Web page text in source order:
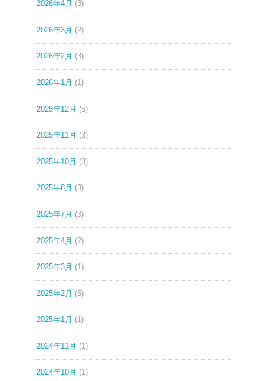
2026年4月 (3)
2026年3月 (2)
2026年2月 (3)
2026年1月 (1)
2025年12月 (5)
2025年11月 (3)
2025年10月 (3)
2025年8月 (3)
2025年7月 (3)
2025年4月 (2)
2025年3月 (1)
2025年2月 (5)
2025年1月 (1)
2024年11月 (1)
2024年10月 (1)